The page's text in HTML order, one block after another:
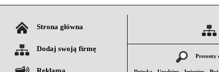
Strona główna
Dodaj swoją firmę
Prezenty